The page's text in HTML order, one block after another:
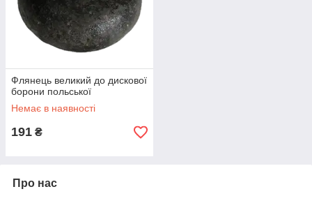
Флянець великий до дискової
борони польської
Немає в наявності
191 ₴
Про нас